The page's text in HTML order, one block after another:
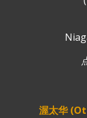
渥太华